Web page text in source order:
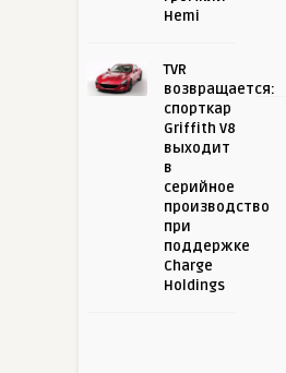
Hemi
TVR
возвращается:
спорткар
Griffith V8
выходит
в
серийное
производство
при
поддержке
Charge
Holdings